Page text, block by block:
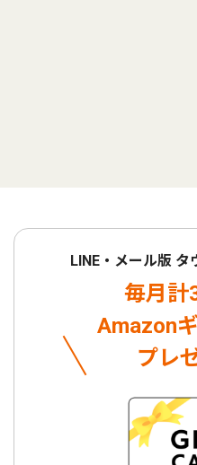
LINE・メール版
毎月計
Amazon
プレ